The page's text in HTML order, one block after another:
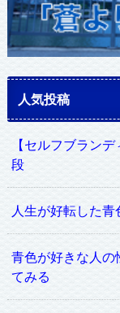
人気投稿
【セルフブラン
段
人生が好転した
青色が好きな人の
てみる